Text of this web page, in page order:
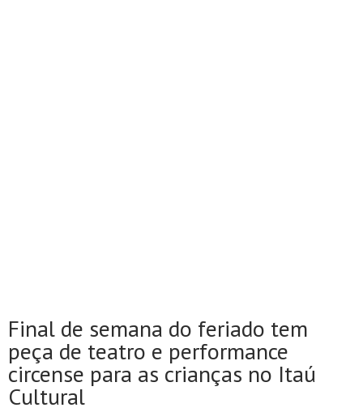
Final de semana do feriado tem
peça de teatro e performance
circense para as crianças no Itaú
Cultural